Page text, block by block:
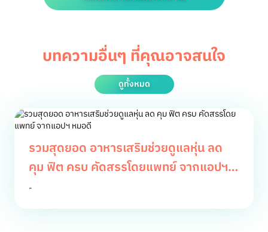
บทความอื่นๆ ที่คุณอาจสนใจ
ดูทั้งหมด
รวมสุดยอด อาหารเสริมช่วยดูแลหุ่น ลด
คุม ฟิต ครบ คัดสรรโดยแพทย์ จากแอปฯ
หมอดี
-